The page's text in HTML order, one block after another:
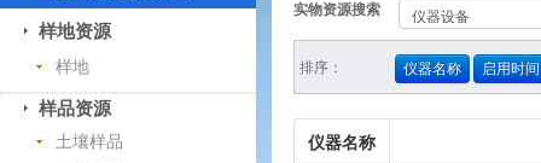
样地资源
样地
样品资源
土壤样品
实物资源搜索
排序： 仪器名称 启用时间
仪器名称